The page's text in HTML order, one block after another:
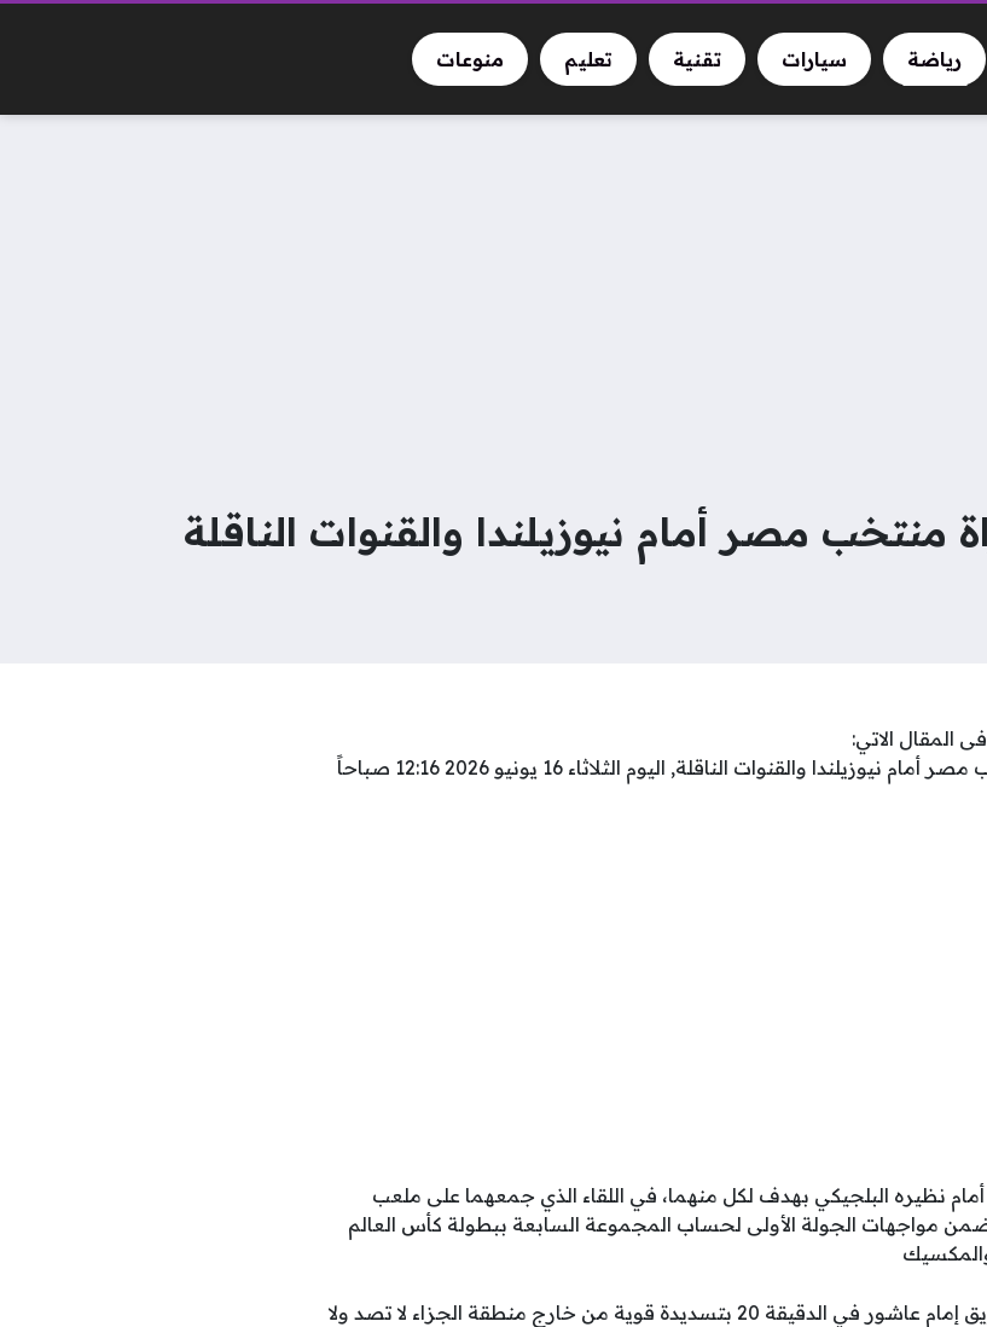
رياضة سيارات تقنية تعليم منوعات
المقال الاتي:
أمام نظيره البلجيكي بهدف لكل منهما، في اللقاء الذي جمعهما على ملعب
ضمن مواجهات الجولة الأولى لحساب المجموعة السابعة ببطولة كأس العالم
تقدم منتخب مصر بهدف أول عن طريق إمام عاشور في الدقيقة 20 بتسديدة قوية من خارج منطقة الجزاء لا تصد ولا